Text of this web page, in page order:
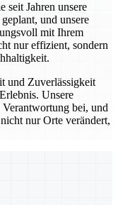
seit Jahren unsere
und unsere
mit Ihrem
nur effizient, sondern
und Zuverlässigkeit
Unsere
bei, und
nur Orte verändert,